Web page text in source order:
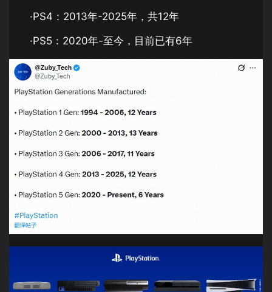
·PS4：2013年-2025年，共12年
·PS5：2020年-至今，目前已有6年